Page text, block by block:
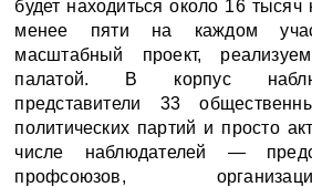
будет находиться около 16
менее пяти на каждом
масштабный проект,
палатой. В корпус
представители 33
политических партий и просто
числе наблюдателей —
профсоюзов,